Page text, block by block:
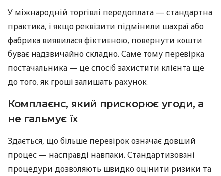
У міжнародній торгівлі передоплата — стандартна
практика, і якщо реквізити підмінили шахраї або
фабрика виявилася фіктивною, повернути кошти
буває надзвичайно складно. Саме тому перевірка
постачальника — це спосіб захистити клієнта ще
до того, як гроші залишать рахунок.
Комплаєнс, який прискорює угоди, а
не гальмує їх
Здається, що більше перевірок означає довший
процес — насправді навпаки. Стандартизовані
процедури дозволяють швидко оцінити ризики та